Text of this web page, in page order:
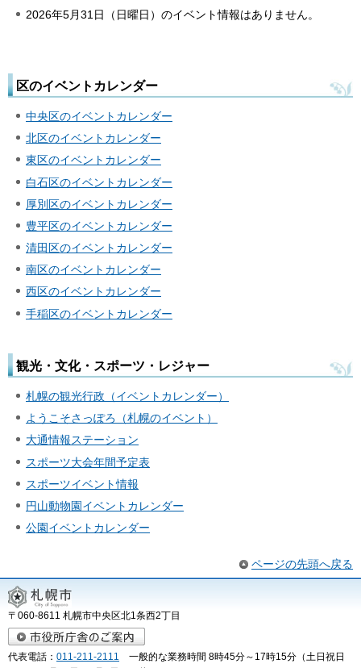
2026年5月31日（日曜日）のイベント情報はありません。
区のイベントカレンダー
中央区のイベントカレンダー
北区のイベントカレンダー
東区のイベントカレンダー
白石区のイベントカレンダー
厚別区のイベントカレンダー
豊平区のイベントカレンダー
清田区のイベントカレンダー
南区のイベントカレンダー
西区のイベントカレンダー
手稲区のイベントカレンダー
観光・文化・スポーツ・レジャー
札幌の観光行政（イベントカレンダー）
ようこそさっぽろ（札幌のイベント）
大通情報ステーション
スポーツ大会年間予定表
スポーツイベント情報
円山動物園イベントカレンダー
公園イベントカレンダー
ページの先頭へ戻る
〒060-8611 札幌市中央区北1条西2丁目
代表電話： 011-211-2111 一般的な業務時間 8時45分～17時15分（土日祝日